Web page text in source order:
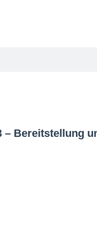
– Bereitstellung